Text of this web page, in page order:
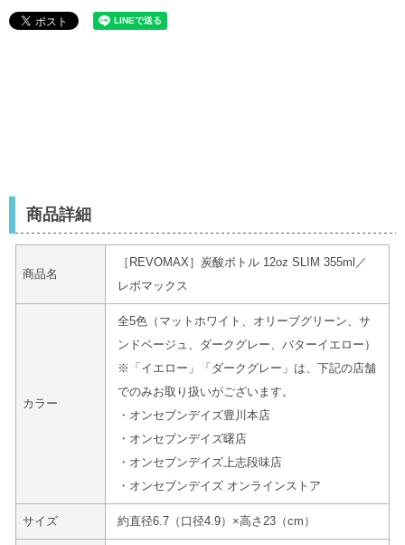
商品詳細
商品名
［REVOMAX］炭酸ボトル 12oz SLIM 355ml／
レボマックス
カラー
全5色（マットホワイト、オリーブグリーン、サ
ンドベージュ、ダークグレー、バターイエロー）
※「イエロー」「ダークグレー」は、下記の店舗
でのみお取り扱いがございます。
・オンセブンデイズ豊川本店
・オンセブンデイズ曙店
・オンセブンデイズ上志段味店
・オンセブンデイズ オンラインストア
サイズ 約直径6.7（口径4.9）×高さ23（cm）